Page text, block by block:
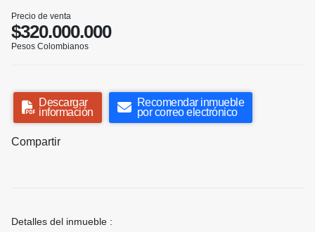
Precio de venta
$320.000.000
Pesos Colombianos
Descargar
información
Recomendar inmueble
por correo electrónico
Compartir
Detalles del inmueble :